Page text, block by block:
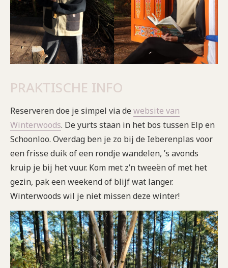
PRAKTISCHE INFO
Reserveren doe je simpel via dewebsite van
Winterwoods. De yurts staan in het bos tussen Elp en
Schoonloo. Overdag ben je zo bij de Ieberenplas voor
een frisse duik of een rondje wandelen, ’s avonds
kruip je bij het vuur. Kom met z’n tweeën of met het
gezin, pak een weekend of blijf wat langer.
Winterwoods wil je niet missen deze winter!